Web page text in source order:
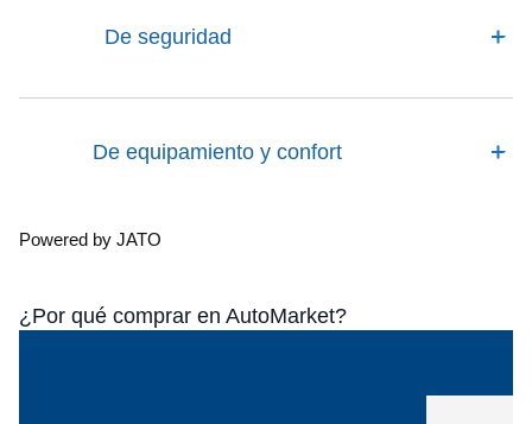
De seguridad
De equipamiento y confort
Powered by JATO
¿Por qué comprar en AutoMarket?